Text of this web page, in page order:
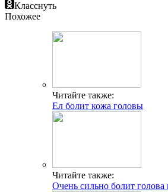
Класснуть
Похожее
Читайте также:
Ел болит кожа головы
Читайте также:
Очень сильно болит голова